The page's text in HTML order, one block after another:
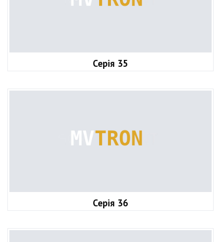
Серія 35
Серія 36